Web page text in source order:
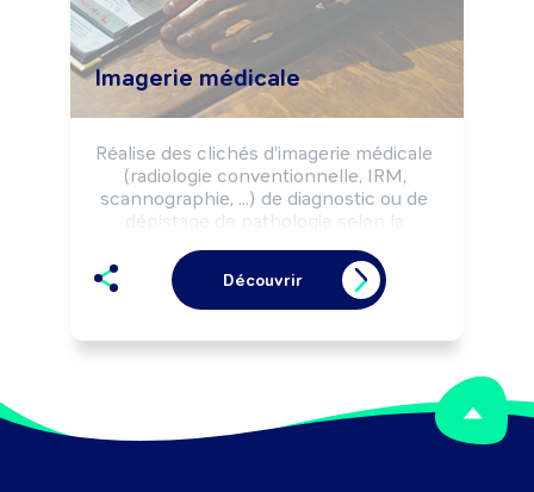
Imagerie médicale
Réalise des clichés d'imagerie médicale
(radiologie conventionnelle, IRM,
scannographie, ...) de diagnostic ou de
dépistage de pathologie selon la
Peut intervenir dans la mise en place de
traitements thérapeutiques
(radiothérapie, curiethérapie, ...).
Découvrir